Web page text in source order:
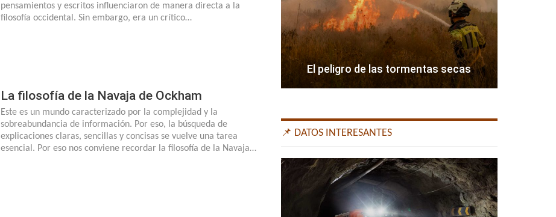
pensamientos y escritos influenciaron de manera directa a la
filosofía occidental. Sin embargo, era un crítico…
La filosofía de la Navaja de Ockham
Este es un mundo caracterizado por la complejidad y la
sobreabundancia de información. Por eso, la búsqueda de
explicaciones claras, sencillas y concisas se vuelve una tarea
esencial. Por eso nos conviene recordar la filosofía de la Navaja…
El peligro de las tormentas secas
📌 DATOS INTERESANTES